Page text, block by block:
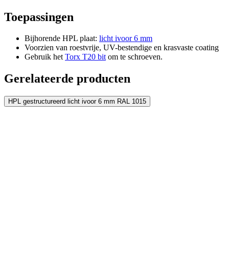
Voeg nog een plaat toe
Toepassingen
Bijhorende HPL plaat: licht ivoor 6 mm
Voorzien van roestvrije, UV-bestendige en krasvaste coating
Gebruik hetTorx T20 bitom te schroeven.
Gerelateerde producten
HPL gestructureerd licht ivoor 6 mm RAL 1015